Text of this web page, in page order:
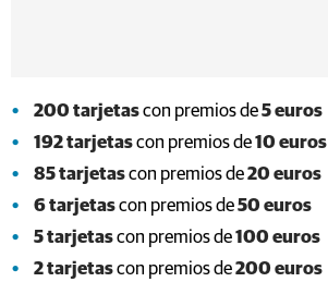
200 tarjetascon premios de5 euros
192 tarjetascon premios de10 euros
85 tarjetascon premios de20 euros
6 tarjetascon premios de50 euros
5 tarjetascon premios de100 euros
2 tarjetascon premios de200 euros